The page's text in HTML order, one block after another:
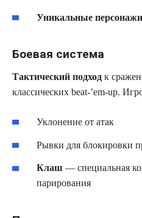
Уникальные персонажи
Боевая система
Тактический подход к
классических beat-’em-up.
Уклонение от атак
Рывки для блокировки
Клаш — специальная
парирования